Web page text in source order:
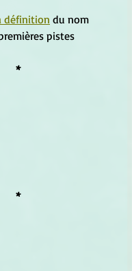
définition du nom
pistes
*
*